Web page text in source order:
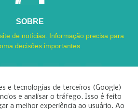
SOBRE
de notícias. Informação precisa para
decisões importantes.
e tecnologias de terceiros (Google)
e analisar o tráfego. Isso é feito
a melhor experiência ao usuário. Ao